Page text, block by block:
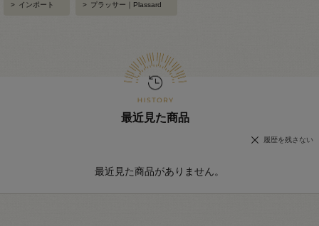
> インポート > プラッサー｜Plassard
最近見た商品
履歴を残さない
最近見た商品がありません。